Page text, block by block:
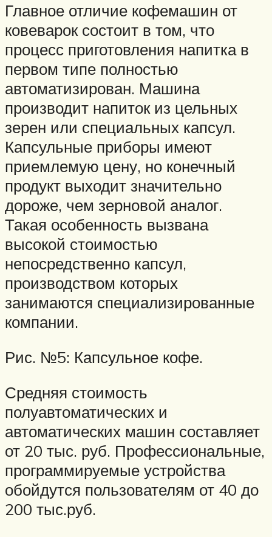
Главное отличие кофемашин от
ковеварок состоит в том, что
процесс приготовления напитка в
первом типе полностью
автоматизирован. Машина
производит напиток из цельных
зерен или специальных капсул.
Капсульные приборы имеют
приемлемую цену, но конечный
продукт выходит значительно
дороже, чем зерновой аналог.
Такая особенность вызвана
высокой стоимостью
непосредственно капсул,
производством которых
занимаются специализированные
компании.
Рис. №5: Капсульное кофе.
Средняя стоимость
полуавтоматических и
автоматических машин составляет
от 20 тыс. руб. Профессиональные,
программируемые устройства
обойдутся пользователям от 40 до
200 тыс.руб.